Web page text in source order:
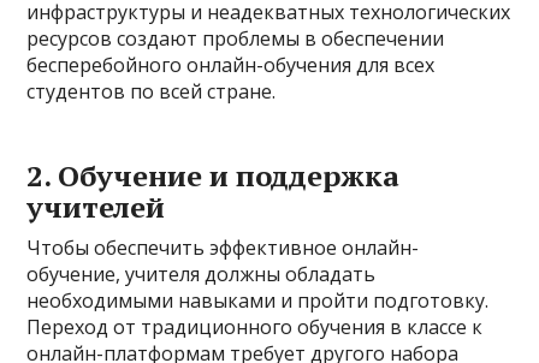
инфраструктуры и неадекватных технологических
ресурсов создают проблемы в обеспечении
бесперебойного онлайн-обучения для всех
студентов по всей стране.
2. Обучение и поддержка
учителей
Чтобы обеспечить эффективное онлайн-
обучение, учителя должны обладать
необходимыми навыками и пройти подготовку.
Переход от традиционного обучения в классе к
онлайн-платформам требует другого набора